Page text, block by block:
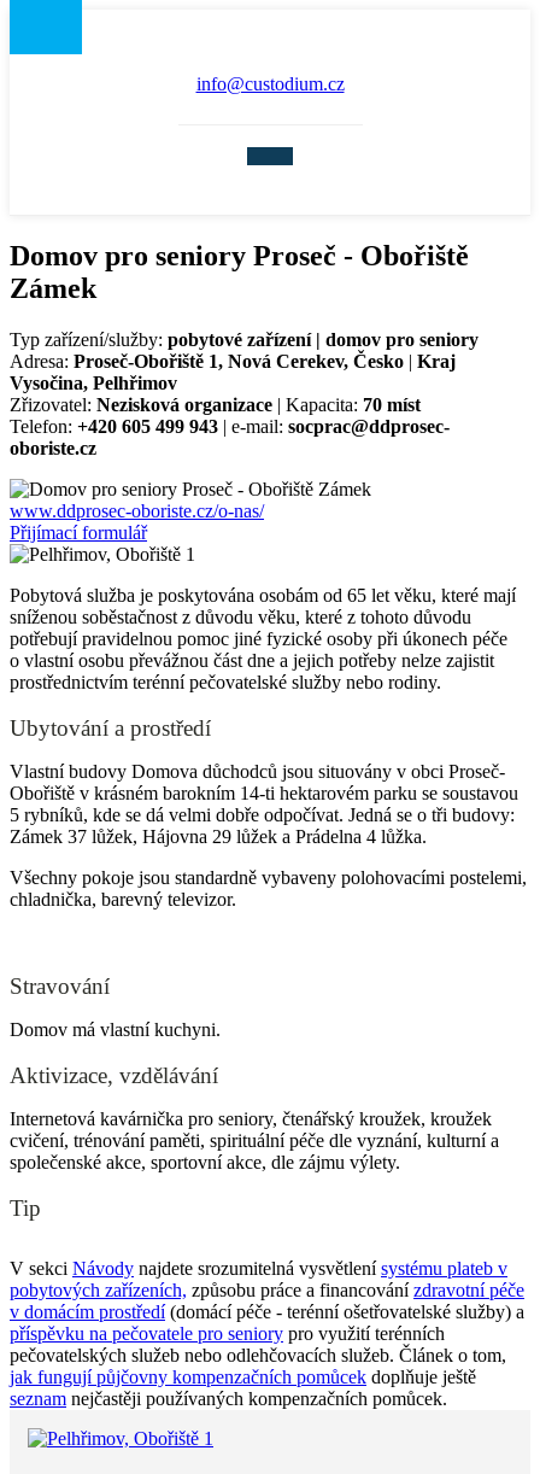
info@custodium.cz
Domov pro seniory Proseč - Obořiště
Zámek
Typ zařízení/služby: pobytové zařízení | domov pro seniory
Adresa: Proseč-Obořiště 1, Nová Cerekev, Česko | Kraj
Vysočina, Pelhřimov
Zřizovatel: Nezisková organizace | Kapacita: 70 míst
Telefon: +420 605 499 943 | e-mail: socprac@ddprosec-
oboriste.cz
www.ddprosec-oboriste.cz/o-nas/
Přijímací formulář
Pobytová služba je poskytována osobám od 65 let věku, které mají
sníženou soběstačnost z důvodu věku, které z tohoto důvodu
potřebují pravidelnou pomoc jiné fyzické osoby při úkonech péče
o vlastní osobu převážnou část dne a jejich potřeby nelze zajistit
prostřednictvím terénní pečovatelské služby nebo rodiny.
Ubytování a prostředí
Vlastní budovy Domova důchodců jsou situovány v obci Proseč-
Obořiště v krásném barokním 14-ti hektarovém parku se soustavou
5 rybníků, kde se dá velmi dobře odpočívat. Jedná se o tři budovy:
Zámek 37 lůžek, Hájovna 29 lůžek a Prádelna 4 lůžka.
Všechny pokoje jsou standardně vybaveny polohovacími postelemi,
chladnička, barevný televizor.
Stravování
Domov má vlastní kuchyni.
Aktivizace, vzdělávání
Internetová kavárnička pro seniory, čtenářský kroužek, kroužek
cvičení, trénování paměti, spirituální péče dle vyznání, kulturní a
společenské akce, sportovní akce, dle zájmu výlety.
Tip
V sekci Návody najdete srozumitelná vysvětlenísystému plateb v
pobytových zařízeních, způsobu práce a financovánízdravotní péče
v domácím prostředí(domácí péče - terénní ošetřovatelské služby) a
příspěvku na pečovatele pro seniory pro využití terénních
pečovatelských služeb nebo odlehčovacích služeb. Článek o tom,
jak fungují půjčovny kompenzačních pomůcek doplňuje ještě
seznam nejčastěji používaných kompenzačních pomůcek.